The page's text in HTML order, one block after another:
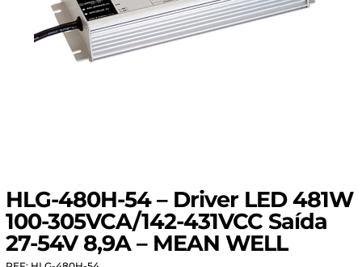
HLG-480H-54 – Driver LED 481W
100-305VCA/142-431VCC Saída
27-54V 8,9A – MEAN WELL